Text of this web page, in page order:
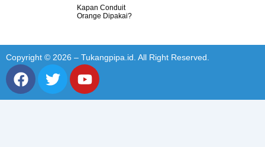
Kapan Conduit
Orange Dipakai?
Copyright © 2026 – Tukangpipa.id. All Right Reserved.
F
a
c
T
w
i
Y
o
u